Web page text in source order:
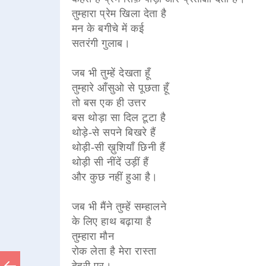
तुम्हारा प्रेम खिला देता है
मन के बगीचे में कई
सतरंगी गुलाब।
जब भी तुम्हें देखता हूँ
तुम्हारे आँसुओ से पूछता हूँ
तो बस एक ही उत्तर
बस थोड़ा सा दिल टूटा है
थोड़े-से सपने बिखरे हैं
थोड़ी-सी ख़ुशियाँ छिनी हैं
थोड़ी सी नींदें उड़ीं हैं
और कुछ नहीं हुआ है।
जब भी मैंने तुम्हें सम्हालने
के लिए हाथ बढ़ाया है
तुम्हारा मौन
रोक लेता है मेरा रास्ता